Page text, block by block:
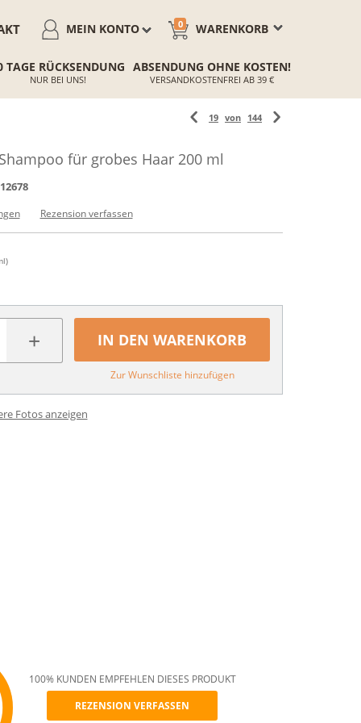
WARENKORB
0
MEIN KONTO
TAGE RÜCKSENDUNG
NUR BEI UNS!
ABSENDUNG OHNE KOSTEN!
VERSANDKOSTENFREI AB 39 €
19 von 144
für grobes Haar 200 ml
12678
Rezension verfassen
+ IN DEN WARENKORB
Zur Wunschliste hinzufügen
Fotos anzeigen
100% KUNDEN EMPFEHLEN DIESES PRODUKT
REZENSION VERFASSEN